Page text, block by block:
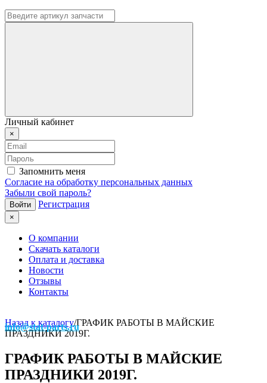
Личный кабинет
×
Запомнить меня
Согласие на обработку персональных данных
Забыли свой пароль?
Регистрация
×
О компании
Скачать каталоги
Оплата и доставка
Новости
Отзывы
Контакты
info@stat-parts.ru
Назад к каталогу/ГРАФИК РАБОТЫ В МАЙСКИЕ
ПРАЗДНИКИ 2019Г.
ГРАФИК РАБОТЫ В МАЙСКИЕ
ПРАЗДНИКИ 2019Г.